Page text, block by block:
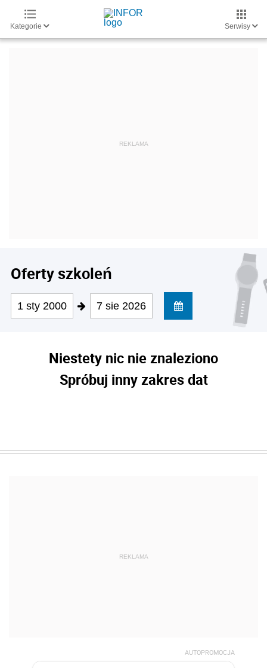
Kategorie Serwisy
Oferty szkoleń
1 sty 2000 7 sie 2026
Niestety nic nie znaleziono
Spróbuj inny zakres dat
REKLAMA
AUTOPROMOCJA